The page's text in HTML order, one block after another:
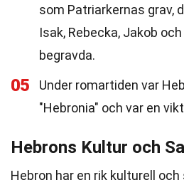
som Patriarkernas grav,
Isak, Rebecka, Jakob
begravda.
05
Under romartiden var
"Hebronia" och var en
Hebrons Kultur och
Hebron har en rik kulturell